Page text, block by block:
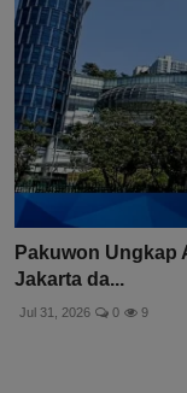
Pakuwon Ungkap
Jakarta da...
Jul 31, 2026 0 9